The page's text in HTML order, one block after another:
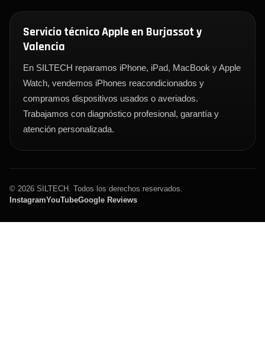
Servicio técnico Apple en Burjassot y
Valencia
En SILTECH reparamos iPhone, iPad, MacBook y Apple
Watch, vendemos iPhones reacondicionados y
compramos dispositivos usados o averiados.
Trabajamos con diagnóstico profesional, garantía y
atención personalizada.
© 2026 SILTECH. Todos los derechos reservados.
InstagramYouTubeGoogle Reviews